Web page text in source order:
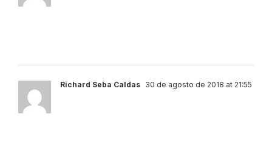
Richard Seba Caldas 30 de agosto de 2018 at 21:55